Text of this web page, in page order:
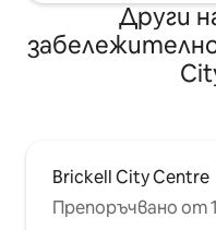
Други
Brickell City Centre
Препоръчвано от